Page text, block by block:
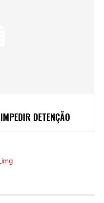
DETENÇÃO